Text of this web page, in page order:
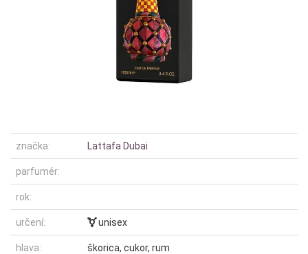
značka: Lattafa Dubai
parfumér:
rok:
určení: unisex
hlava: škorica, cukor, rum